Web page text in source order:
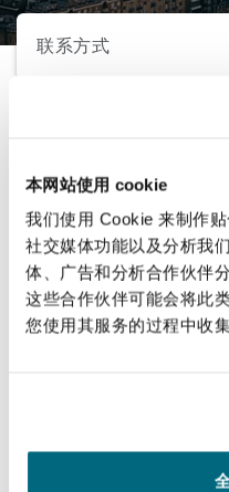
本网站使用 cookie
我们使用 Cookie 来制作
社交媒体功能以及分析我
体、广告和分析合作伙伴
这些合作伙伴可能会将此
您使用其服务的过程中收
管法规与调查
尔本
斯
海
萨斯城
杉矶
阿密
塞尔多夫
拉斯哥（G1大厦）
尔福德
联系方式
简介与经验
业务领域
法律解析
直线
+44 (0) 20 7876
主要办公室
+44 (0) 20 7876 5111